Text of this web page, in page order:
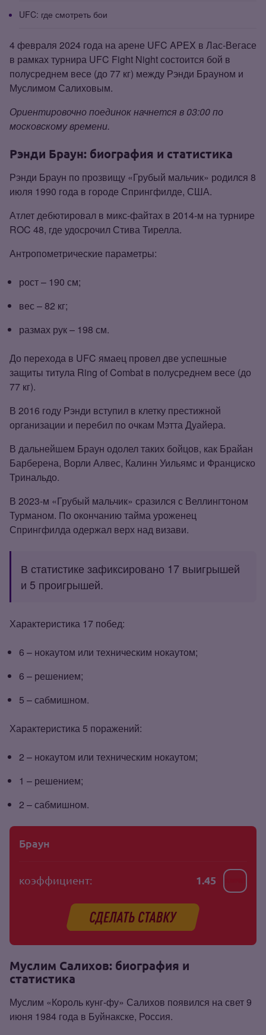
UFC: где смотреть бои
4 февраля 2024 года на арене UFC APEX в Лас‑Вегасе
в рамках турнира UFC Fight Night состоится бой в
полусреднем весе (до 77 кг) между Рэнди Брауном и
Муслимом Салиховым.
Ориентировочно поединок начнется в 03:00 по
московскому времени.
Рэнди Браун: биография и статистика
Рэнди Браун по прозвищу «Грубый мальчик» родился 8
июля 1990 года в городе Спрингфилде, США.
Атлет дебютировал в микс‑файтах в 2014‑м на турнире
ROC 48, где удосрочил Стива Тирелла.
Антропометрические параметры:
рост – 190 см;
вес – 82 кг;
размах рук – 198 см.
До перехода в UFC ямаец провел две успешные
защиты титула Ring of Combat в полусреднем весе (до
77 кг).
В 2016 году Рэнди вступил в клетку престижной
организации и перебил по очкам Мэтта Дуайера.
В дальнейшем Браун одолел таких бойцов, как Брайан
Барберена, Ворли Алвес, Калинн Уильямс и Франциско
Тринальдо.
В 2023‑м «Грубый мальчик» сразился с Веллингтоном
Турманом. По окончанию тайма уроженец
Спрингфилда одержал верх над визави.
В статистике зафиксировано 17 выигрышей
и 5 проигрышей.
Характеристика 17 побед:
6 – нокаутом или техническим нокаутом;
6 – решением;
5 – сабмишном.
Характеристика 5 поражений:
2 – нокаутом или техническим нокаутом;
1 – решением;
2 – сабмишном.
Браун
коэффициент: 1.45
Муслим Салихов: биография и
статистика
Муслим «Король кунг‑фу» Салихов появился на свет 9
июня 1984 года в Буйнакске, Россия.